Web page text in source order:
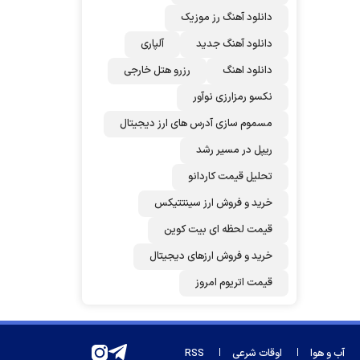
دانلود آهنگ رز‌ موزیک
دانلود آهنگ جدید
آلپاری
دانلود اهنگ
رزرو هتل خارجی
نکسو رمزارزی نوآور
مسموم سازی آدرس های ارز دیجیتال
ریپل در مسیر رشد
تحلیل قیمت کاردانو
خرید و فروش ارز سینتتیکس
قیمت لحظه ای بیت کوین
خرید و فروش ارزهای دیجیتال
قیمت اتریوم امروز
آب و هوا اوقات شرعی RSS